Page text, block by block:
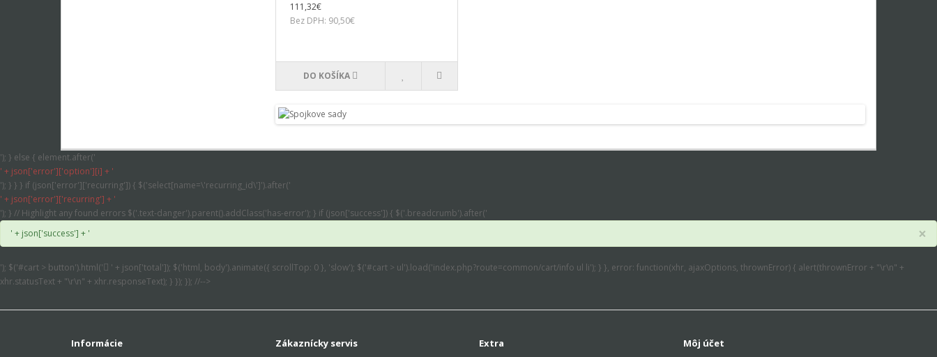
111,32€
Bez DPH: 90,50€
DO KOŠÍKA
'); } else { element.after('
' + json['error']['option'][i] + '
'); } } } if (json['error']['recurring']) { $('select[name=\'recurring_id\']').after('
' + json['error']['recurring'] + '
'); } // Highlight any found errors $('.text-danger').parent().addClass('has-error'); } if (json['success']) { $('.breadcrumb').after('
' + json['success'] + '
×
'); $('#cart > button').html('
' + json['total']); $('html, body').animate({ scrollTop: 0 }, 'slow'); $('#cart > ul').load('index.php?route=common/cart/info ul li'); } }, error: function(xhr, ajaxOptions, thrownError) { alert(thrownError + "\r\n" +
xhr.statusText + "\r\n" + xhr.responseText); } }); }); //-->
Informácie Zákaznícky servis Extra Môj účet